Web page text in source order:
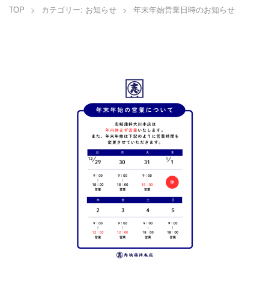
お知らせ
TOP カテゴリー: お知らせ 年末年始営業日時のお知らせ